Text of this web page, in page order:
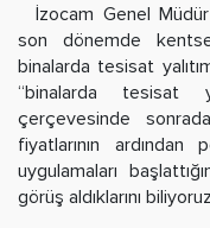
İzocam Genel Müdür
son dönemde
binalarda tesisat
“binalarda tesisat
çerçevesinde
fiyatlarının
uygulamaları
görüş aldıklarını